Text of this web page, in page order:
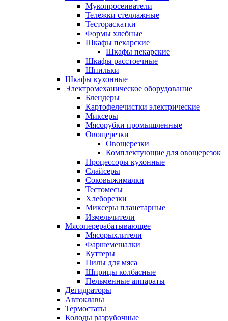
Мукопросеиватели
Тележки стеллажные
Тестораскатки
Формы хлебные
Шкафы пекарские
Шкафы пекарские
Шкафы расстоечные
Шпильки
Шкафы кухонные
Электромеханическое оборудование
Блендеры
Картофелечистки электрические
Миксеры
Мясорубки промышленные
Овощерезки
Овощерезки
Комплектующие для овощерезок
Процессоры кухонные
Слайсеры
Соковыжималки
Тестомесы
Хлеборезки
Миксеры планетарные
Измельчители
Мясоперерабатывающее
Мясорыхлители
Фаршемешалки
Куттеры
Пилы для мяса
Шприцы колбасные
Пельменные аппараты
Дегидраторы
Автоклавы
Термостаты
Колоды разрубочные